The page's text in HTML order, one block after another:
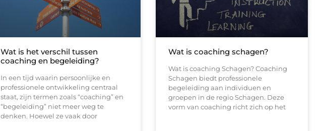
Wat is het verschil tussen
coaching en begeleiding?
In een tijd waarin persoonlijke en
professionele ontwikkeling centraal
staat, zijn termen zoals “coaching” en
“begeleiding” niet meer weg te
denken. Hoewel ze vaak door
Wat is coaching schagen?
Wat is coaching Schagen? Coaching
Schagen biedt professionele
begeleiding aan individuen en
groepen in de regio Schagen. Deze
vorm van coaching richt zich op het